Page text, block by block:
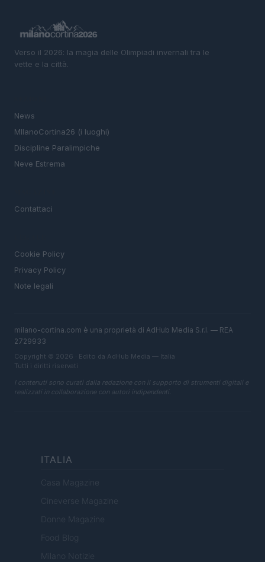
Verso il 2026: la magia delle Olimpiadi invernali tra le
vette e la città.
News
MIlanoCortina26 (i luoghi)
Discipline Paralimpiche
Neve Estrema
Contattaci
Cookie Policy
Privacy Policy
Note legali
milano-cortina.com è una proprietà di AdHub Media S.r.l. — REA
2729933
Copyright © 2026 · Edito da AdHub Media — Italia
Tutti i diritti riservati
I contenuti sono curati dalla redazione con il supporto di strumenti digitali e
realizzati in collaborazione con autori indipendenti.
ITALIA
Casa Magazine
Cineverse Magazine
Donne Magazine
Food Blog
Milano Notizie